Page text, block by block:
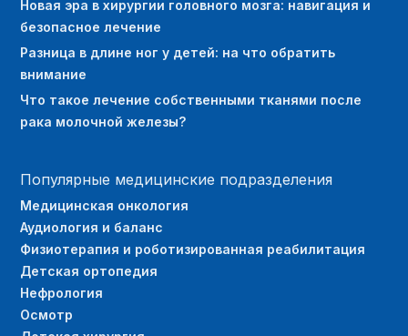
Новая эра в хирургии головного мозга: навигация и
безопасное лечение
Разница в длине ног у детей: на что обратить
внимание
Что такое лечение собственными тканями после
рака молочной железы?
Популярные медицинские подразделения
Медицинская онкология
Аудиология и баланс
Физиотерапия и роботизированная реабилитация
Детская ортопедия
Нефрология
Осмотр